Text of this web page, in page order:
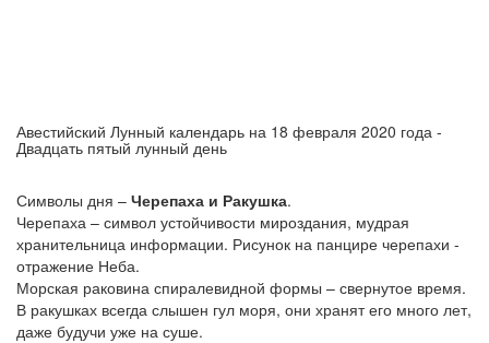
Авестийский Лунный календарь на 18 февраля 2020 года -
Двадцать пятый лунный день
Символы дня – Черепаха и Ракушка.
Черепаха – символ устойчивости мироздания, мудрая
хранительница информации. Рисунок на панцире черепахи -
отражение Неба.
Морская раковина спиралевидной формы – свернутое время.
В ракушках всегда слышен гул моря, они хранят его много лет,
даже будучи уже на суше.